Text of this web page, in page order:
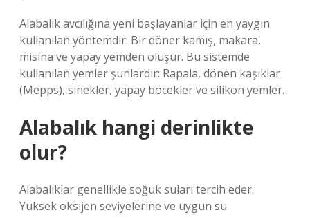
Alabalık avcılığına yeni başlayanlar için en yaygın
kullanılan yöntemdir. Bir döner kamış, makara,
misina ve yapay yemden oluşur. Bu sistemde
kullanılan yemler şunlardır: Rapala, dönen kaşıklar
(Mepps), sinekler, yapay böcekler ve silikon yemler.
Alabalık hangi derinlikte
olur?
Alabalıklar genellikle soğuk suları tercih eder.
Yüksek oksijen seviyelerine ve uygun su